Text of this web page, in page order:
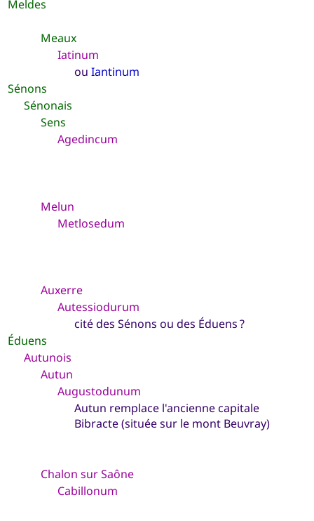
Meldes
Meaux
Iatinum
ou Iantinum
Sénons
Sénonais
Sens
Agedincum
Melun
Metlosedum
Auxerre
Autessiodurum
cité des Sénons ou des Éduens ?
Éduens
Autunois
Autun
Augustodunum
Autun remplace l'ancienne capitale
Bibracte (située sur le mont Beuvray)
Chalon sur Saône
Cabillonum